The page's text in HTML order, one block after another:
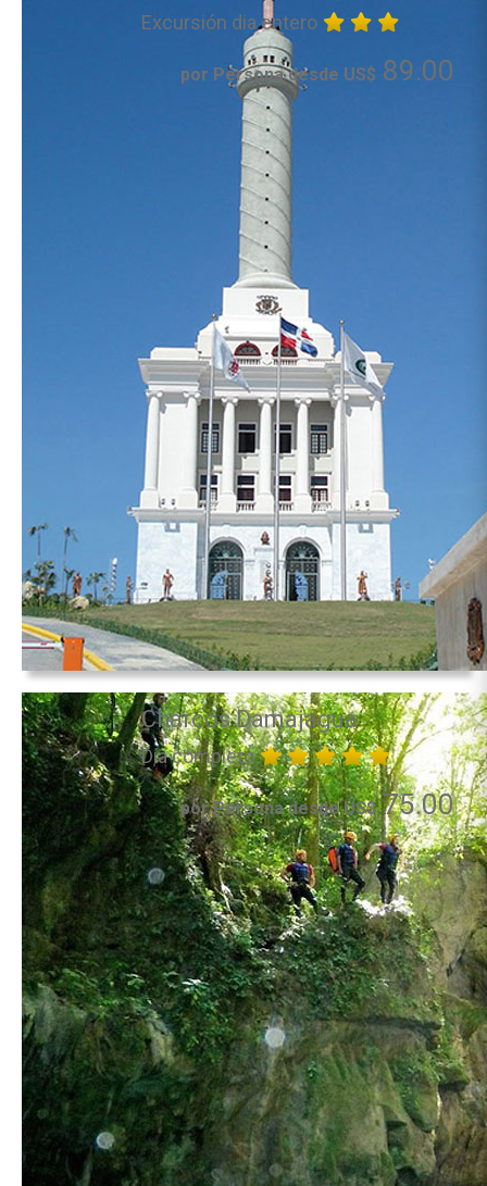
Excursión dia entero
por Persona desde US$ 89.00
Charcos Damajagua
Día completo
por Persona desde US$75.00